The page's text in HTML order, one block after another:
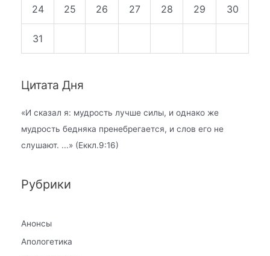
24 25 26 27 28 29 30
31
Цитата Дня
«И сказал я: мудрость лучше силы, и однако же
мудрость бедняка пренебрегается, и слов его не
слушают. ...» (Еккл.9:16)
Рубрики
Анонсы
Апологетика